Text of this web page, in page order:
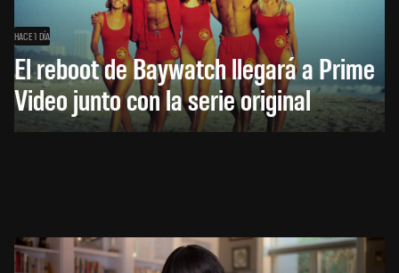
HACE 1 DÍA
El reboot de Baywatch llegará a Prime
Video junto con la serie original